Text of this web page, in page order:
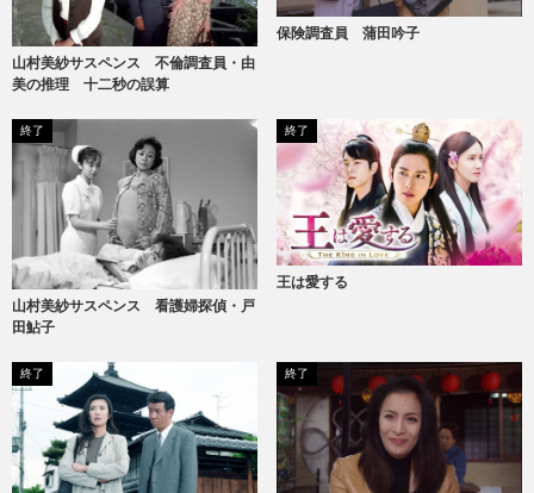
山村美紗サスペンス 不倫調査員・由
美の推理 十二秒の誤算
保険調査員 蒲田吟子
終了
山村美紗サスペンス 看護婦探偵・戸
田鮎子
終了
王は愛する
終了 終了